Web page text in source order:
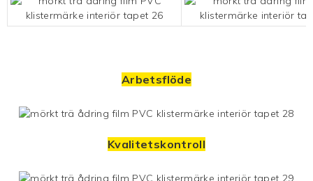
Arbetsflöde
Kvalitetskontroll